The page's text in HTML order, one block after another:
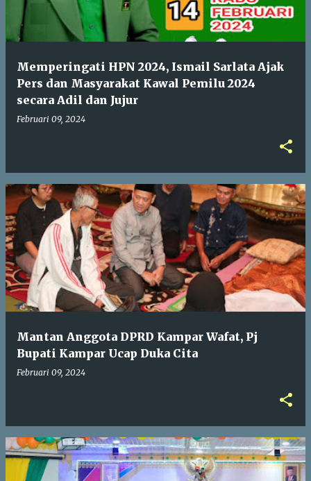
Memperingati HPN 2024, Ismail Sarlata Ajak
Pers dan Masyarakat Kawal Pemilu 2024
secara Adil dan Jujur
Februari 09, 2024
Mantan Anggota DPRD Kampar Wafat, Pj
Bupati Kampar Ucap Duka Cita
Februari 09, 2024